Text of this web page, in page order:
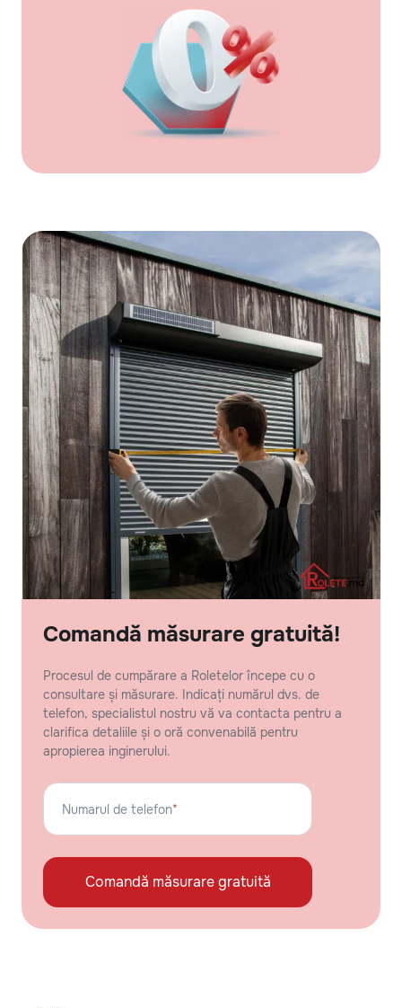
Comandă măsurare gratuită!
Procesul de cumpărare a Roletelor începe cu o
consultare și măsurare. Indicați numărul dvs. de
telefon, specialistul nostru vă va contacta pentru a
clarifica detaliile și o oră convenabilă pentru
apropierea inginerului.
Numarul de telefon*
Comandă măsurare gratuită